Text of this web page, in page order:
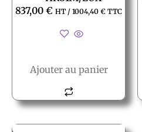
837,00 € HT / 1004,40 € TTC
Ajouter au panier